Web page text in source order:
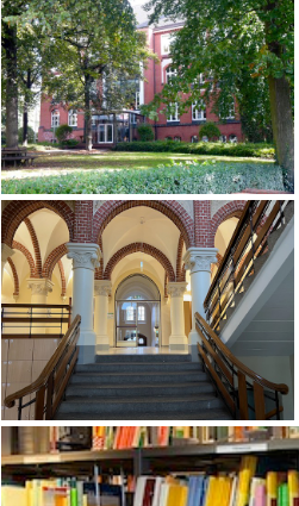
Eingangshalle
Bibliothek